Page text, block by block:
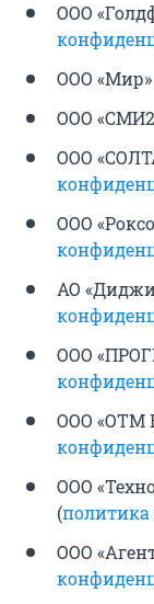
ООО
ООО «Мир»
ООО
ООО
ООО
АО
ООО
ООО «ОТМ
ООО
(
ООО